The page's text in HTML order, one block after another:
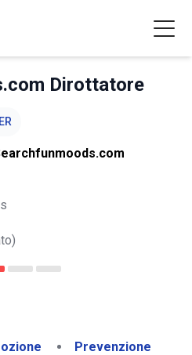
Dirottatore
Prevenzione